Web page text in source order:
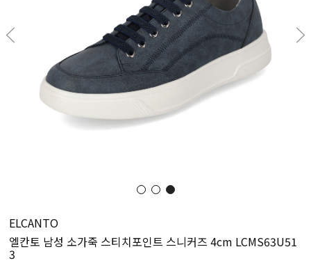
ELCANTO
엘칸토 남성 소가죽 스티치포인트 스니커즈 4cm LCMS63U51
3